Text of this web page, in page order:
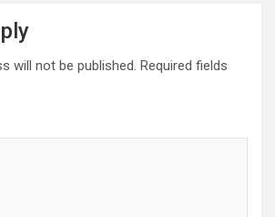
will not be published. Required fields